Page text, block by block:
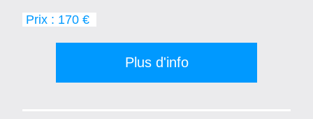
Prix : 170 €
Plus d'info